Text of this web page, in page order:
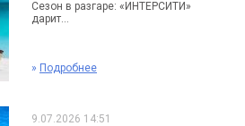
Сезон в разгаре: «ИНТЕРСИТИ»
дарит...
» Подробнее
9.07.2026 14:51